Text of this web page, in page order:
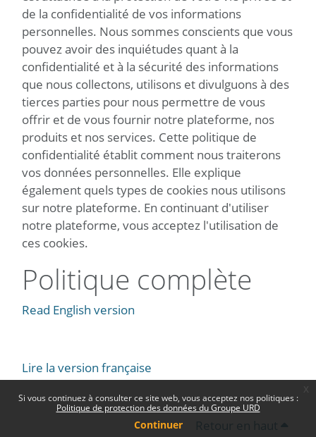
Si vous continuez à consulter ce site web, vous acceptez nos politiques :
Politique de protection des données du Groupe URD
Continuer
de la confidentialité de vos informations
personnelles. Nous sommes conscients que vous
pouvez avoir des inquiétudes quant à la
confidentialité et à la sécurité des informations
que nous collectons, utilisons et divulguons à des
tierces parties pour nous permettre de vous
offrir et de vous fournir notre plateforme, nos
produits et nos services. Cette politique de
confidentialité établit comment nous traiterons
vos données personnelles. Elle explique
également quels types de cookies nous utilisons
sur notre plateforme. En continuant d'utiliser
notre plateforme, vous acceptez l'utilisation de
ces cookies.
Politique complète
Read English version
Lire la version française